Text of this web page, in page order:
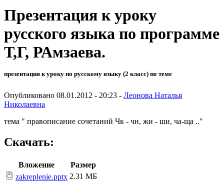
Презентация к уроку
русского языка по программе
Т,Г, РАмзаева.
презентация к уроку по русскому языку (2 класс) по теме
Опубликовано 08.01.2012 - 20:23 - Леонова Наталья
Николаевна
тема " правописание сочетаний Чк - чн, жи - ши, ча-ща .."
Скачать:
Вложение
Размер
zakreplenie.pptx 2.31 МБ